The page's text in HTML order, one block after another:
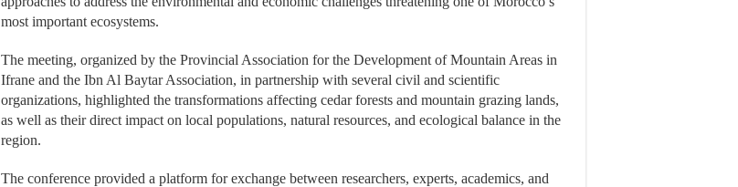
most important ecosystems.
The meeting, organized by the Provincial Association for the Development of Mountain Areas in
Ifrane and the Ibn Al Baytar Association, in partnership with several civil and scientific
organizations, highlighted the transformations affecting cedar forests and mountain grazing lands,
as well as their direct impact on local populations, natural resources, and ecological balance in the
region.
The conference provided a platform for exchange between researchers, experts, academics, and